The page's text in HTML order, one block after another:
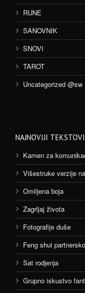
RUNE
SANOVNIK
SNOVI
TAROT
Uncategorized @sw
NAJNOVIJI TEKSTOVI
Kamen za
Višestruke verzije
Omiljena boja
Zagrljaj života
Fotografije duše
Feng shui
Sat rodjenja
Grupno iskustvo